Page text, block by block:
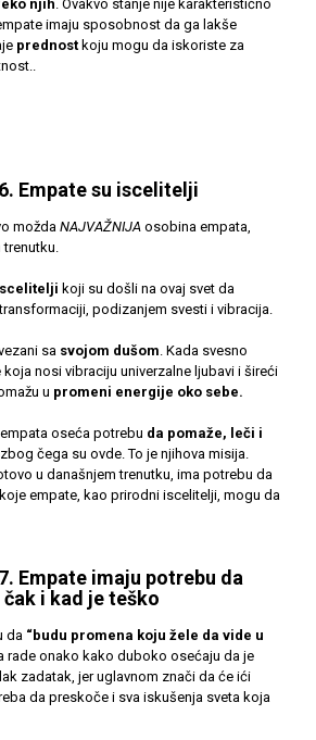
njih. Ovakvo stanje nije karakteristično
imaju sposobnost da ga lakše
prednost koju mogu da iskoriste za
Empate su iscelitelji
možda NAJVAŽNIJA osobina empata,
trenutku.
koji su došli na ovaj svet da
podizanjem svesti i vibracija.
sa svojom dušom. Kada svesno
nosi vibraciju univerzalne ljubavi i šireći
u promeni energije oko sebe.
oseća potrebu da pomaže, leči i
čega su ovde. To je njihova misija.
u današnjem trenutku, ima potrebu da
empate, kao prirodni iscelitelji, mogu da
Empate imaju potrebu da
i kad je teško
da “budu promena koju žele da vide u
rade onako kako duboko osećaju da je
zadatak, jer uglavnom znači da će ići
da preskoče i sva iskušenja sveta koja